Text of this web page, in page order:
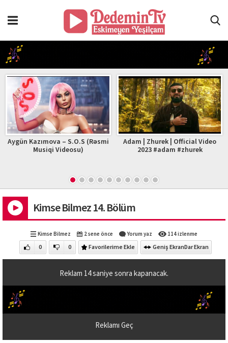
Aygün Kazımova – S.O.S (Rəsmi
Musiqi Videosu)
Adam | Zhurek | Official Video
2023 #adam #zhurek
Kimse Bilmez 14. Bölüm
Kimse Bilmez 2 sene önce Yorum yaz 114 izlenme
0 0 Favorilerime Ekle Geniş EkranDar Ekran
Reklam 13saniye sonra kapanacak.
Reklamı Geç